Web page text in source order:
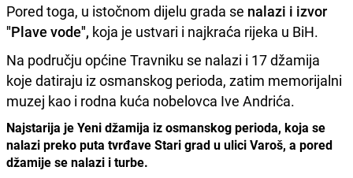
Pored toga, u istočnom dijelu grada se nalazi i izvor
"Plave vode", koja je ustvari i najkraća rijeka u BiH.
Na području općine Travniku se nalazi i 17 džamija
koje datiraju iz osmanskog perioda, zatim memorijalni
muzej kao i rodna kuća nobelovca Ive Andrića.
Najstarija je Yeni džamija iz osmanskog perioda, koja se
nalazi preko puta tvrđave Stari grad u ulici Varoš, a pored
džamije se nalazi i turbe.